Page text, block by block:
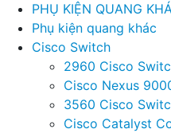
PHỤ KIỆN QUANG
Phụ kiện quang khác
Cisco Switch
2960 Cisco
Cisco Nexus
3560 Cisco
Cisco Catalyst